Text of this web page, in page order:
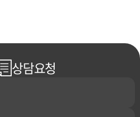
상담요청